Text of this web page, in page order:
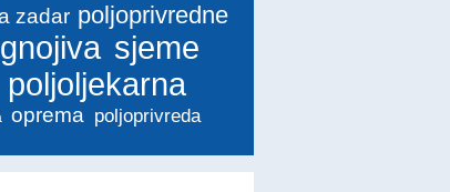
zadar poljoprivredne
gnojiva sjeme
poljoljekarna
oprema poljoprivreda